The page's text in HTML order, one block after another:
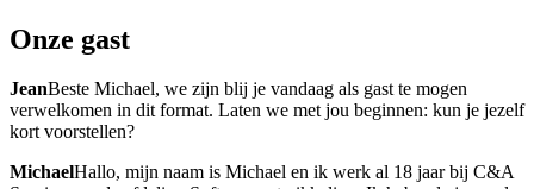
Onze gast
JeanBeste Michael, we zijn blij je vandaag als gast te mogen
verwelkomen in dit format. Laten we met jou beginnen: kun je jezelf
kort voorstellen?
MichaelHallo, mijn naam is Michael en ik werk al 18 jaar bij C&A